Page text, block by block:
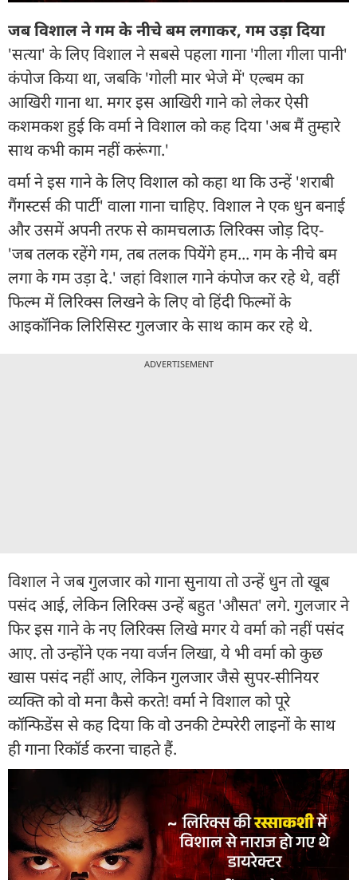
जब विशाल ने गम के नीचे बम लगाकर, गम उड़ा दिया
'सत्या' के लिए विशाल ने सबसे पहला गाना 'गीला गीला पानी'
कंपोज किया था, जबकि 'गोली मार भेजे में' एल्बम का
आखिरी गाना था. मगर इस आखिरी गाने को लेकर ऐसी
कशमकश हुई कि वर्मा ने विशाल को कह दिया 'अब मैं तुम्हारे
साथ कभी काम नहीं करूंगा.'
वर्मा ने इस गाने के लिए विशाल को कहा था कि उन्हें 'शराबी
गैंगस्टर्स की पार्टी' वाला गाना चाहिए. विशाल ने एक धुन बनाई
और उसमें अपनी तरफ से कामचलाऊ लिरिक्स जोड़ दिए-
'जब तलक रहेंगे गम, तब तलक पियेंगे हम... गम के नीचे बम
लगा के गम उड़ा दे.' जहां विशाल गाने कंपोज कर रहे थे, वहीं
फिल्म में लिरिक्स लिखने के लिए वो हिंदी फिल्मों के
आइकॉनिक लिरिसिस्ट गुलजार के साथ काम कर रहे थे.
ADVERTISEMENT
विशाल ने जब गुलजार को गाना सुनाया तो उन्हें धुन तो खूब
पसंद आई, लेकिन लिरिक्स उन्हें बहुत 'औसत' लगे. गुलजार ने
फिर इस गाने के नए लिरिक्स लिखे मगर ये वर्मा को नहीं पसंद
आए. तो उन्होंने एक नया वर्जन लिखा, ये भी वर्मा को कुछ
खास पसंद नहीं आए, लेकिन गुलजार जैसे सुपर-सीनियर
व्यक्ति को वो मना कैसे करते! वर्मा ने विशाल को पूरे
कॉन्फिडेंस से कह दिया कि वो उनकी टेम्परेरी लाइनों के साथ
ही गाना रिकॉर्ड करना चाहते हैं.